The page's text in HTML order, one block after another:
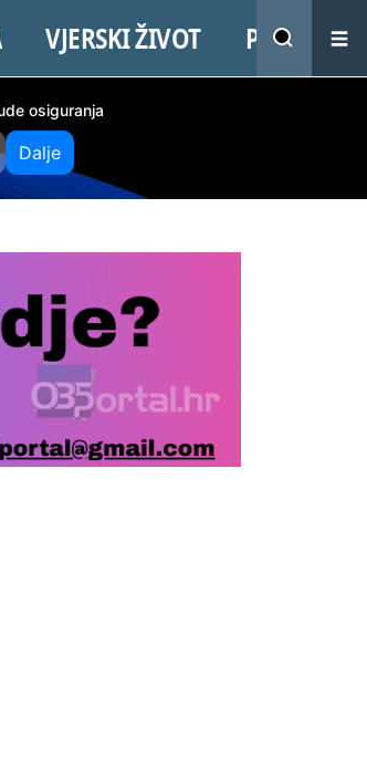
VJERSKI ŽIVOT PROMO
osiguranja
Dalje